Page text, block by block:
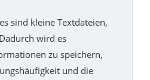
sind kleine Textdateien,
wird es
zu speichern,
und die